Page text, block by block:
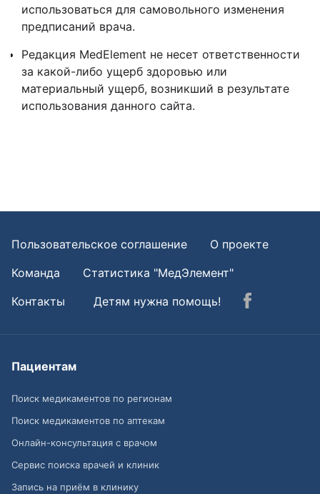
использоваться для самовольного изменения
предписаний врача.
Редакция MedElement не несет ответственности
за какой-либо ущерб здоровью или
материальный ущерб, возникший в результате
использования данного сайта.
Пользовательское соглашение
О проекте
Команда
Статистика "МедЭлемент"
Контакты
Детям нужна помощь!
Пациентам
Поиск медикаментов по регионам
Поиск медикаментов по аптекам
Онлайн-консультация с врачом
Сервис поиска врачей и клиник
Запись на приём в клинику